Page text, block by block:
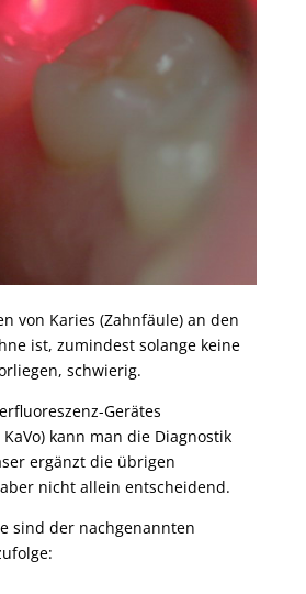
von Karies (Zahnfäule) an den
ist, zumindest solange keine
schwierig.
Gerätes
kann man die Diagnostik
ergänzt die übrigen
nicht allein entscheidend.
sind der nachgenannten